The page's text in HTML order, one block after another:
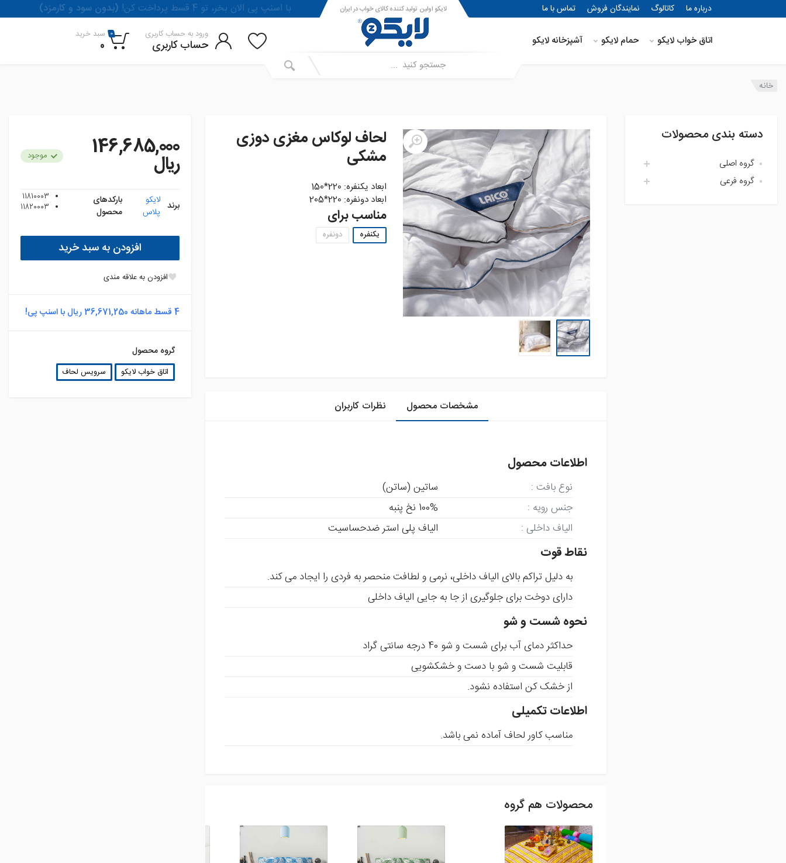
درباره ما کاتالوگ نمایندگان فروش تماس با ما (بدون سود و کارمزد) !با اسنپ پی الان بخر، تو 4 قسط پرداخت کن
اتاق خواب لایکو حمام لایکو آشپزخانه لایکو
لایکو اولین تولید کننده کالای خواب در ایران
ورود به حساب کاربری
حساب کاربری
0 سبد خرید
0
خانه
دسته بندی محصولات
گروه اصلی
اتاق خواب لایکوگروه فرعی
لحاف لوکاس مغزی دوزی
مشکی
ابعاد یکنفره: 220*150
ابعاد دونفره: 220*205
مناسب برای
یکنفره دونفره
146,685,000
ريال موجود
برند لایکو
پلاس
بارکدهای
محصول
11810003
11820003
افزودن به سبد خرید
افزودن به علاقه مندی
4 قسط ماهانه 36,671,250 ریال با اسنپ پی!
گروه محصول
اتاق خواب لایکو سرویس لحاف
مشخصات محصول نظرات کاربران
اطلاعات محصول
نوع بافت :
ساتین (ساتن)
جنس رویه :
100% نخ پنبه
الیاف داخلی : الیاف پلی استر ضدحساسیت
نقاط قوت
به دلیل تراکم بالای الیاف داخلی، نرمی و لطافت منحصر به فردی را ایجاد می کند.
دارای دوخت برای جلوگیری از جا به جایی الیاف داخلی
نحوه شست و شو
حداکثر دمای آب برای شست و شو 40 درجه سانتی گراد
قابلیت شست و شو با دست و خشکشویی
از خشک کن استفاده نشود.
اطلاعات تکمیلی
مناسب کاور لحاف آماده نمی باشد.
ثبت نظر
شما می توانید با ثبت نظر و امتیاز خود ما را در بهبود محصولات یاری رسانید .
محصولات هم گروه